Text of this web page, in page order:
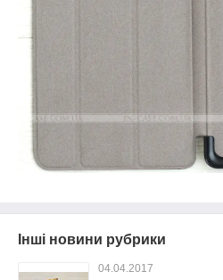
Інші новини рубрики
04.04.2017